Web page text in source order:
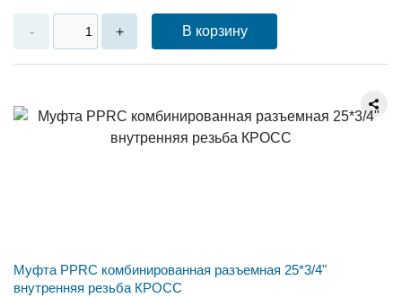
- + В корзину
Муфта PPRC комбинированная разъемная 25*3/4"
внутренняя резьба КРОСС